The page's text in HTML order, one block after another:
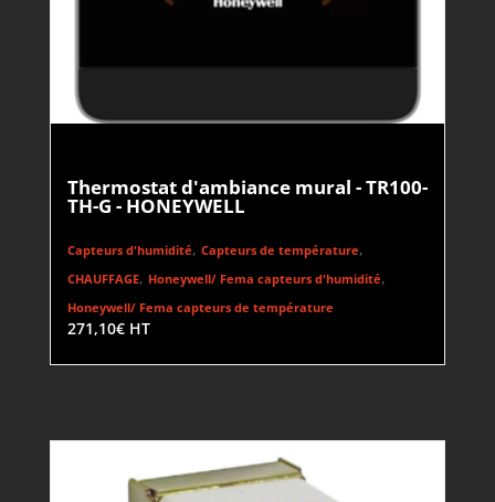
Thermostat d'ambiance mural - TR100-
TH-G - HONEYWELL
Capteurs d'humidité, Capteurs de température,
CHAUFFAGE, Honeywell/ Fema capteurs d'humidité,
Honeywell/ Fema capteurs de température
271,10€ HT